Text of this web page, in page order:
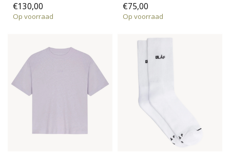
€130,00
Op voorraad
€75,00
Op voorraad